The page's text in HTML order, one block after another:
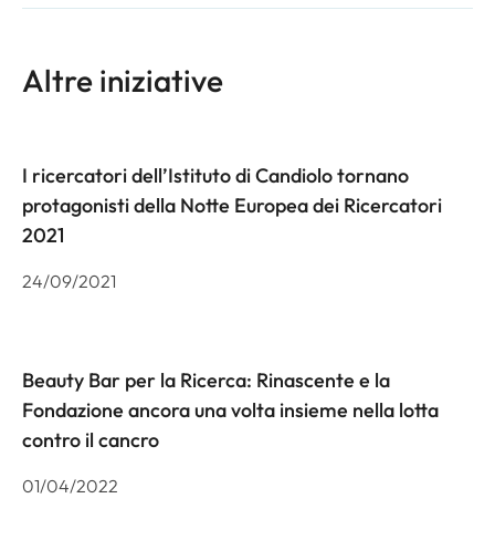
Altre iniziative
I ricercatori dell’Istituto di Candiolo tornano
protagonisti della Notte Europea dei Ricercatori
2021
24/09/2021
Beauty Bar per la Ricerca: Rinascente e la
Fondazione ancora una volta insieme nella lotta
contro il cancro
01/04/2022